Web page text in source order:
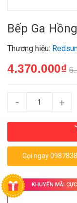
Bếp Ga
Thương hiệu:
4.370.000₫
- +
Gọi ngay
KHUYẾN MÃI